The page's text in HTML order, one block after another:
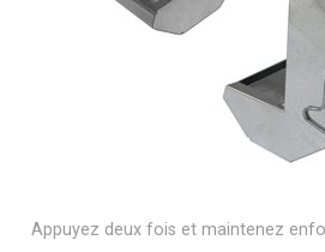
Appuyez deux fois et maintenez